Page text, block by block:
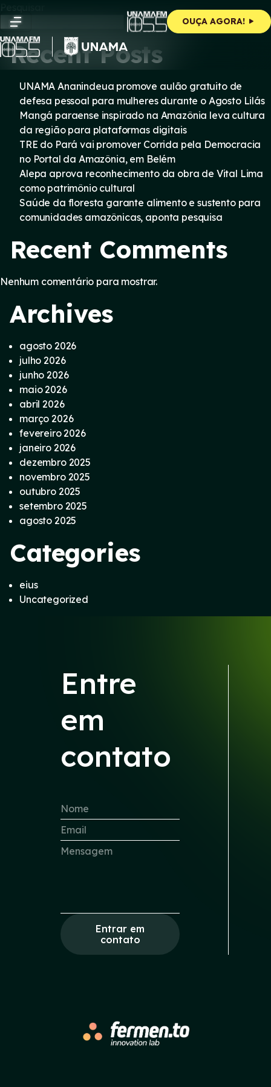
content
OUÇA AGORA!
Pesquisar
Pesquisar
Recent Posts
UNAMA Ananindeua promove aulão gratuito de
defesa pessoal para mulheres durante o Agosto Lilás
Mangá paraense inspirado na Amazônia leva cultura
da região para plataformas digitais
TRE do Pará vai promover Corrida pela Democracia
no Portal da Amazônia, em Belém
Alepa aprova reconhecimento da obra de Vital Lima
como patrimônio cultural
Saúde da floresta garante alimento e sustento para
comunidades amazônicas, aponta pesquisa
Recent Comments
Nenhum comentário para mostrar.
Archives
agosto 2026
julho 2026
junho 2026
maio 2026
abril 2026
março 2026
fevereiro 2026
janeiro 2026
dezembro 2025
novembro 2025
outubro 2025
setembro 2025
agosto 2025
Categories
eius
Uncategorized
Entre
em
contato
Entrar em
contato